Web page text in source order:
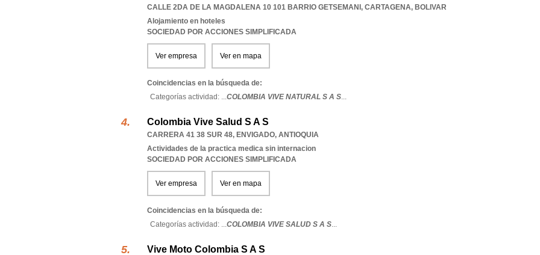
CALLE 2DA DE LA MAGDALENA 10 101 BARRIO GETSEMANI , CARTAGENA, BOLIVAR
Alojamiento en hoteles
SOCIEDAD POR ACCIONES SIMPLIFICADA
Ver empresa Ver en mapa
Coincidencias en la búsqueda de:
Categorías actividad: ...COLOMBIA VIVE NATURAL S A S...
Colombia Vive Salud S A S
CARRERA 41 38 SUR 48, ENVIGADO, ANTIOQUIA
Actividades de la practica medica sin internacion
SOCIEDAD POR ACCIONES SIMPLIFICADA
Ver empresa Ver en mapa
Coincidencias en la búsqueda de:
Categorías actividad: ...COLOMBIA VIVE SALUD S A S...
Vive Moto Colombia S A S